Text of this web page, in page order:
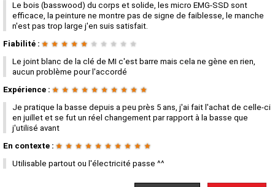
Le bois (basswood) du corps et solide, les micro EMG-SSD sont
efficace, la peinture ne montre pas de signe de faiblesse, le manche
n'est pas trop large j'en suis satisfait.
Fiabilité : ★ ★ ★ ★ ★ ★ ★ ★ ★ ★
Le joint blanc de la clé de MI c'est barre mais cela ne gène en rien,
aucun problème pour l'accordé
Expérience : ★ ★ ★ ★ ★ ★ ★ ★ ★ ★
Je pratique la basse depuis a peu près 5 ans, j'ai fait l'achat de celle-ci
en juillet et se fut un réel changement par rapport à la basse que
j'utilisé avant
En contexte : ★ ★ ★ ★ ★ ★ ★ ★ ★ ★
Utilisable partout ou l'électricité passe ^^